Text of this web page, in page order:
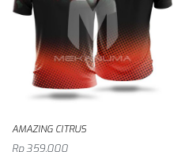
AMAZING CITRUS
Rp359,000